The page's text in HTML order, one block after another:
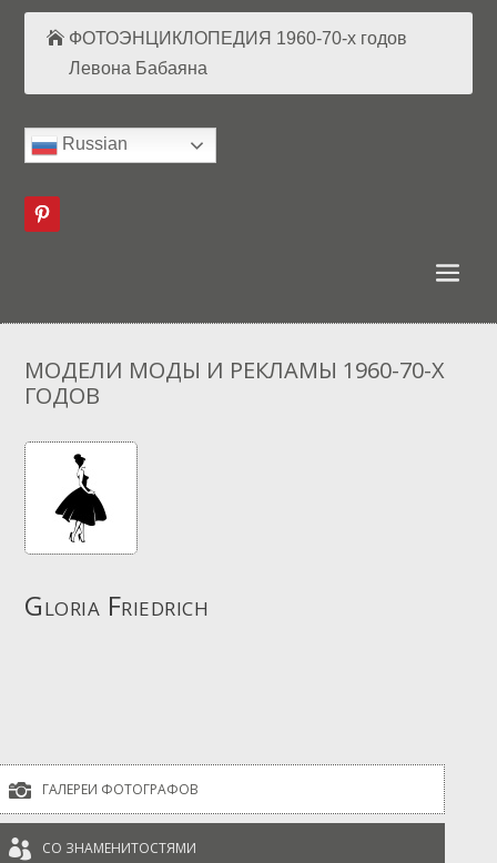
ФОТОЭНЦИКЛОПЕДИЯ 1960-70-х годов
Левона Бабаяна
Russian
МОДЕЛИ МОДЫ И РЕКЛАМЫ 1960-70-Х
ГОДОВ
Gloria Friedrich
 ГАЛЕРЕИ ФОТОГРАФОВ
 СО ЗНАМЕНИТОСТЯМИ